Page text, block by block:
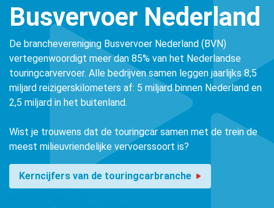
reizen
belang van personenvervoer
Nederland
en Taxi
Vervoer
Mobility
stichtingen en verenigingen
Nieuws
Over ons
ons
us ǀ English
worden
Agenda
Kennisportaal
en Taxi
Vervoer
Contact
Busvervoer Nederland
De branchevereniging Busvervoer Nederland (BVN)
vertegenwoordigt meer dan 85% van het Nederlandse
touringcarvervoer. Alle bedrijven samen leggen jaarlijks 8,5
miljard reizigerskilometers af: 5 miljard binnen Nederland en
2,5 miljard in het buitenland.
Wist je trouwens dat de touringcar samen met de trein de
meest milieuvriendelijke vervoerssoort is?
Kerncijfers van de touringcarbranche